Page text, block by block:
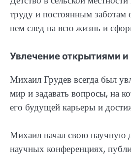
труду и постоянным заботам
нем след на всю жизнь и
Увлечение открытиями и
Михаил Грудев всегда был
мир и задавать вопросы, на
его будущей карьеры и
Михаил начал свою научную
научных конференциях,